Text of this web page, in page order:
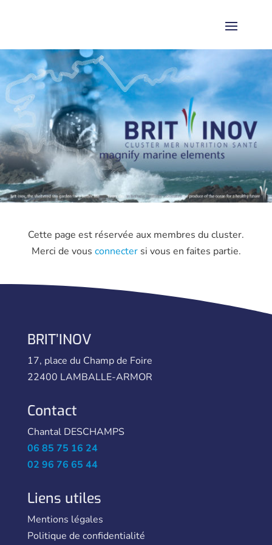
Cette page est réservée aux membres du cluster.
Merci de vous connectersi vous en faites partie.
BRIT’INOV
17, place du Champ de Foire
22400 LAMBALLE-ARMOR
Contact
Chantal DESCHAMPS
06 85 75 16 24
02 96 76 65 44
Liens utiles
Mentions légales
Politique de confidentialité